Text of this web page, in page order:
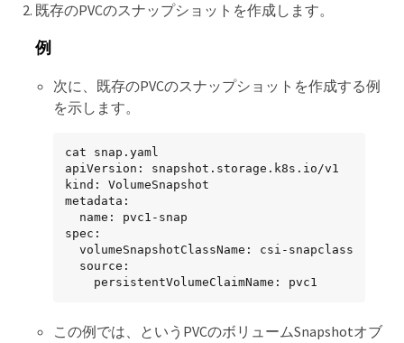
既存のPVCのスナップショットを作成します。
例
次に、既存のPVCのスナップショットを作成する例
を示します。
cat snap.yaml
apiVersion: snapshot.storage.k8s.io/v1
kind: VolumeSnapshot
metadata:
spec:
    persistentVolumeClaimName: pvc1
この例では、というPVCのボリュームSnapshotオブ